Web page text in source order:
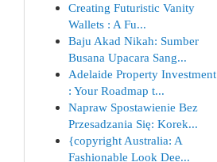
Creating Futuristic Vanity
Wallets : A Fu...
Baju Akad Nikah: Sumber
Busana Upacara Sang...
Adelaide Property Investment
: Your Roadmap t...
Napraw Spostawienie Bez
Przesadzania Się: Korek...
{copyright Australia: A
Fashionable Look Dee...